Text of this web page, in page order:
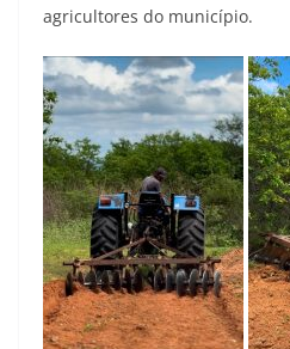
agricultores do município.